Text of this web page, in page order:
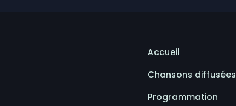
Accueil
Chansons diffusées
Programmation